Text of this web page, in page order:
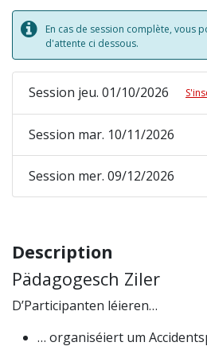
En cas de session complète, vous
d'attente ci dessous.
Session jeu. 01/10/2026
Session mar. 10/11/2026
Session mer. 09/12/2026
Description
Pädagogesch Ziler
D’Participanten léieren…
… organiséiert um